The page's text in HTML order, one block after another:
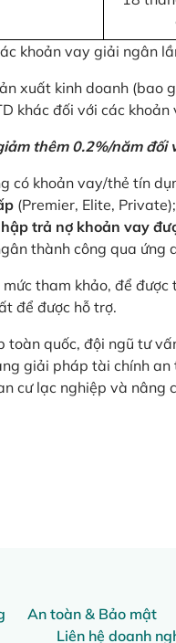
khoản vay giải ngân
xuất kinh doanh (bao
khác đối với các
thêm 0.2%/năm
có khoản vay/thẻ tín
(Premier, Elite,
trả nợ khoản vay
thành công qua ứng
tham khảo, để
để được hỗ trợ.
toàn quốc, đội ngũ tư
giải pháp tài chính
cư lạc nghiệp và nâng
An toàn & Bảo mật
Liên hệ doanh